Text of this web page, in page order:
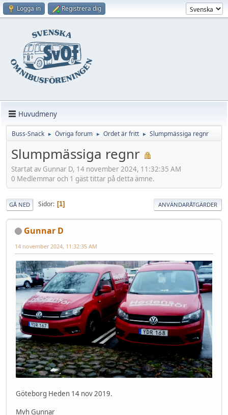
Logga in Registrera dig
Huvudmeny
Buss-Snack ► Övriga forum ► Ordet är fritt ► Slumpmässiga regnr
Slumpmässiga regnr
Startat av Gunnar D, 14 november 2024, 11:32:35 AM
0 Medlemmar och 1 gäst tittar på detta ämne.
GÅ NED Sidor 1 ANVÄNDARÅTGÄRDER
Gunnar D
14 november 2024, 11:32:35 AM
Göteborg Heden 14 nov 2019.
Mvh Gunnar